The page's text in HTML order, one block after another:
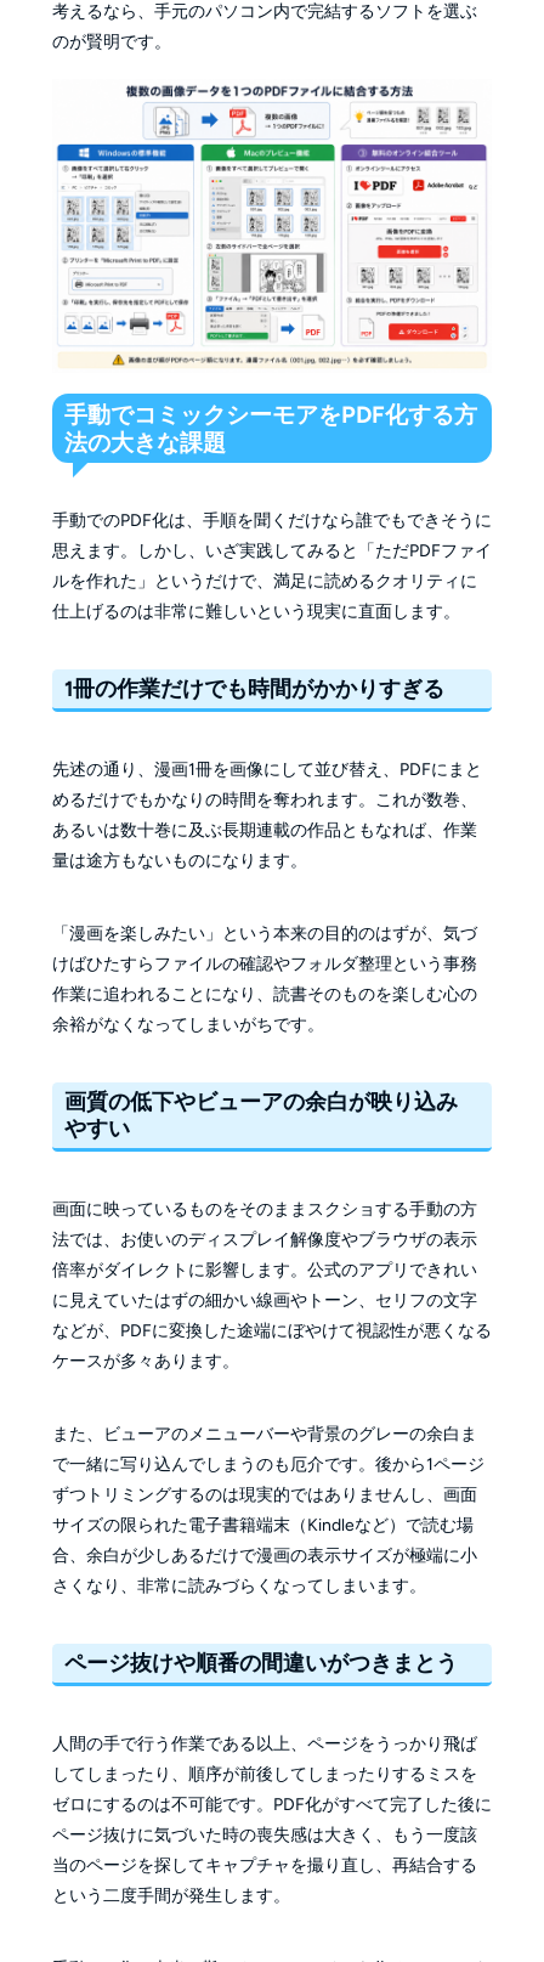
考えるなら、手元のパソコン内で完結するソフトを選ぶ
のが賢明です。
手動でコミックシーモアをPDF化する方
法の大きな課題
手動でのPDF化は、手順を聞くだけなら誰でもできそうに
思えます。しかし、いざ実践してみると「ただPDFファイ
ルを作れた」というだけで、満足に読めるクオリティに
仕上げるのは非常に難しいという現実に直面します。
1冊の作業だけでも時間がかかりすぎる
先述の通り、漫画1冊を画像にして並び替え、PDFにまと
めるだけでもかなりの時間を奪われます。これが数巻、
あるいは数十巻に及ぶ長期連載の作品ともなれば、作業
量は途方もないものになります。
「漫画を楽しみたい」という本来の目的のはずが、気づ
けばひたすらファイルの確認やフォルダ整理という事務
作業に追われることになり、読書そのものを楽しむ心の
余裕がなくなってしまいがちです。
画質の低下やビューアの余白が映り込み
やすい
画面に映っているものをそのままスクショする手動の方
法では、お使いのディスプレイ解像度やブラウザの表示
倍率がダイレクトに影響します。公式のアプリできれい
に見えていたはずの細かい線画やトーン、セリフの文字
などが、PDFに変換した途端にぼやけて視認性が悪くなる
ケースが多々あります。
また、ビューアのメニューバーや背景のグレーの余白ま
で一緒に写り込んでしまうのも厄介です。後から1ページ
ずつトリミングするのは現実的ではありませんし、画面
サイズの限られた電子書籍端末（Kindleなど）で読む場
合、余白が少しあるだけで漫画の表示サイズが極端に小
さくなり、非常に読みづらくなってしまいます。
ページ抜けや順番の間違いがつきまとう
人間の手で行う作業である以上、ページをうっかり飛ば
してしまったり、順序が前後してしまったりするミスを
ゼロにするのは不可能です。PDF化がすべて完了した後に
ページ抜けに気づいた時の喪失感は大きく、もう一度該
当のページを探してキャプチャを撮り直し、再結合する
という二度手間が発生します。